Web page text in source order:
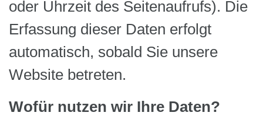
oder Uhrzeit des Seitenaufrufs). Die
Erfassung dieser Daten erfolgt
automatisch, sobald Sie unsere
Website betreten.
Wofür nutzen wir Ihre Daten?